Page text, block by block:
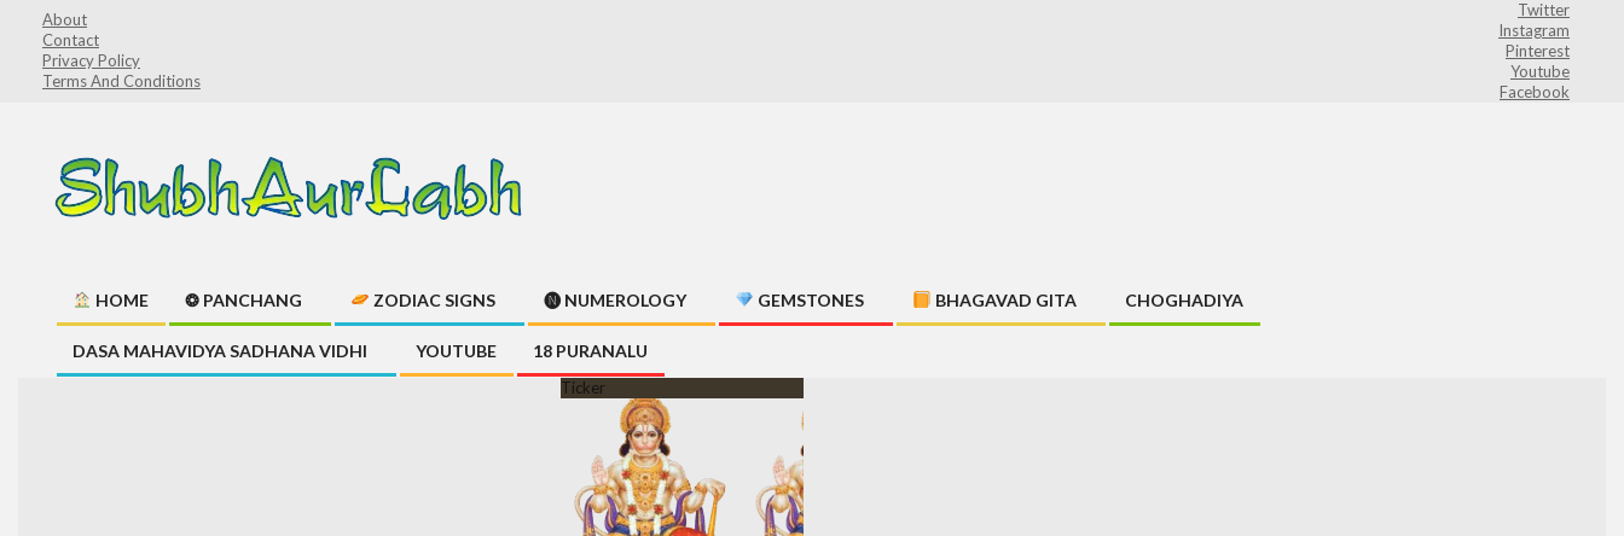
content
About
Contact
Privacy Policy
Terms And Conditions
Twitter
Instagram
Pinterest
Youtube
Facebook
HOME ❂ PANCHANG ZODIAC SIGNS 🅝 NUMEROLOGY GEMSTONES BHAGAVAD GITA CHOGHADIYA
DASA MAHAVIDYA SADHANA VIDHI YOUTUBE 18 PURANALU
Ticker